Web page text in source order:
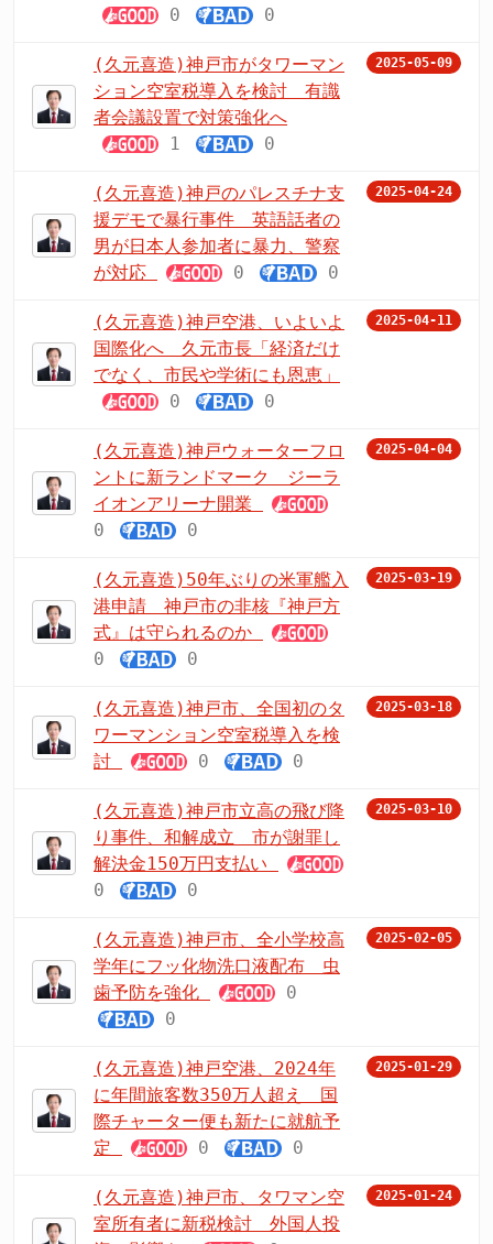
0
0
(久元喜造)神戸市がタワーマン
ション空室税導入を検討 有識
者会議設置で対策強化へ
1
0
2025-05-09
(久元喜造)神戸のパレスチナ支
援デモで暴行事件 英語話者の
男が日本人参加者に暴力、警察
が対応
0 0
2025-04-24
(久元喜造)神戸空港、いよいよ
国際化へ 久元市長「経済だけ
でなく、市民や学術にも恩恵」
0
0
2025-04-11
(久元喜造)神戸ウォーターフロ
ントに新ランドマーク ジーラ
イオンアリーナ開業
0
0
2025-04-04
(久元喜造)50年ぶりの米軍艦入
港申請 神戸市の非核『神戸方
式』は守られるのか
0
0
2025-03-19
(久元喜造)神戸市、全国初のタ
ワーマンション空室税導入を検
討
0 0
2025-03-18
(久元喜造)神戸市立高の飛び降
り事件、和解成立 市が謝罪し
解決金150万円支払い
0
0
2025-03-10
(久元喜造)神戸市、全小学校高
学年にフッ化物洗口液配布 虫
歯予防を強化
0
0
2025-02-05
(久元喜造)神戸空港、2024年
に年間旅客数350万人超え 国
際チャーター便も新たに就航予
定
0 0
2025-01-29
(久元喜造)神戸市、タワマン空
室所有者に新税検討 外国人投
2025-01-24